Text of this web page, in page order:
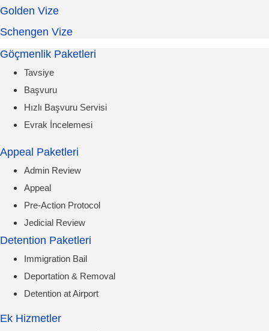
Golden Vize
Schengen Vize
Göçmenlik Paketleri
Tavsiye
Başvuru
Hızlı Başvuru Servisi
Evrak İncelemesi
Appeal Paketleri
Admin Review
Appeal
Pre-Action Protocol
Jedicial Review
Detention Paketleri
Immigration Bail
Deportation & Removal
Detention at Airport
Ek Hizmetler